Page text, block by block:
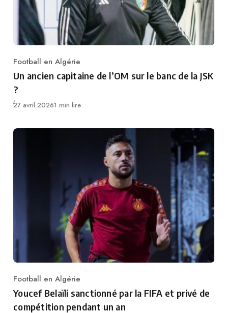
Category
Football en Algérie
Un ancien capitaine de l’OM sur le banc de la JSK
?
Publié
27 avril 20261 min lire
Category
Football en Algérie
Youcef Belaïli sanctionné par la FIFA et privé de
compétition pendant un an